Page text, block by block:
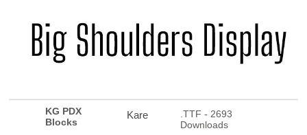
KG PDX
Blocks
Kare
.TTF - 2693
Downloads